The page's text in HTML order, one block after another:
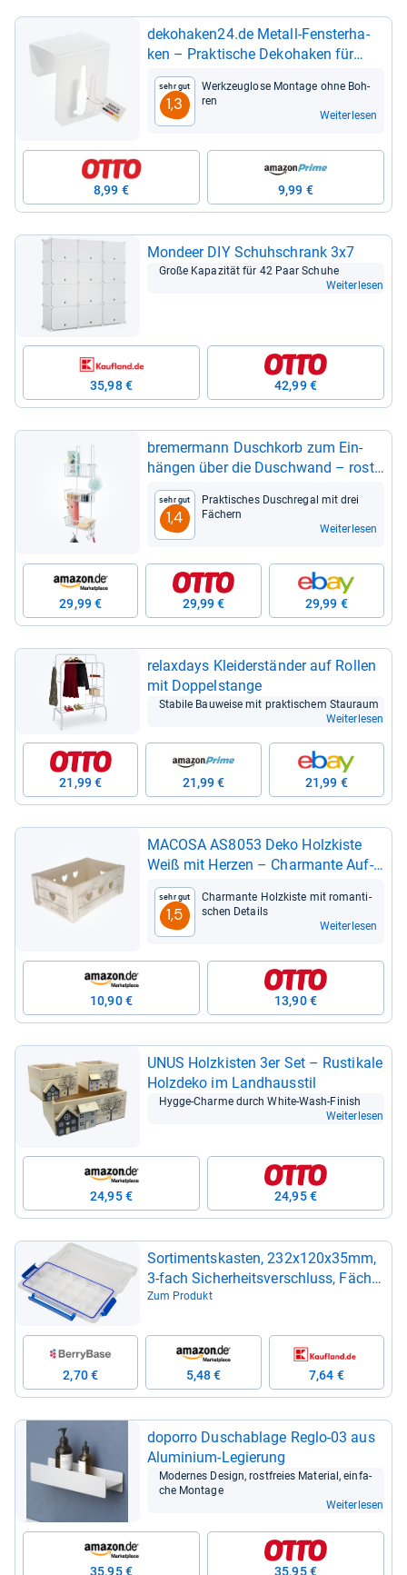
deko­ha­ken24.de Metall-​Fens­ter­ha­
ken – Prak­ti­sche Deko­ha­ken für
Fens­ter­de­ko­ra­tion
Sehr gut
1,3
Werk­zeug­lose Mon­tage ohne Boh­
ren
Weiterlesen
8,99 € 9,99 €
Mon­deer DIY Schuh­schrank 3x7
Große Kapa­zi­tät für 42 Paar Schuhe
Weiterlesen
35,98 € 42,99 €
bre­mer­mann Dusch­korb zum Ein­
hän­gen über die Duschwand – rost­
be­stän­di­ges Bad­re­gal mit 3 Kör­ben
und Haken
Sehr gut
1,4
Prak­ti­sches Dusch­re­gal mit drei
Fächern
Weiterlesen
29,99 € 29,99 € 29,99 €
rela­xdays Klei­der­stän­der auf Rol­len
mit Dop­pel­stange
Sta­bile Bau­weise mit prak­ti­schem Stau­raum
Weiterlesen
21,99 € 21,99 € 21,99 €
MACOSA AS8053 Deko Holz­kiste
Weiß mit Her­zen – Char­mante Auf­
be­wah­rungs­kiste
Sehr gut
1,5
Char­mante Holz­kiste mit roman­ti­
schen Details
Weiterlesen
10,90 € 13,90 €
UNUS Holz­kis­ten 3er Set – Rus­ti­kale
Holz­deko im Land­haus­stil
Hygge-​Charme durch White-​Wash-​Finish
Weiterlesen
24,95 € 24,95 €
Sor­ti­ments­kas­ten, 232x120x35mm,
3-​fach Sicher­heits­ver­schluss, Fächer
varia­bel
Zum Produkt
2,70 € 5,48 € 7,64 €
doporro Dusch­ab­lage Reglo-​03 aus
Alu­mi­nium-​Legie­rung
Moder­nes Design, rost­freies Mate­rial, ein­fa­
che Mon­tage
Weiterlesen
35,95 € 35,95 €